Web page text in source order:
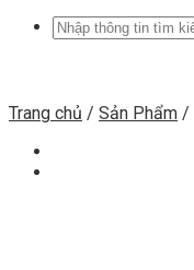
Tìm
kiếm:
Trang chủ / Sản Phẩm /